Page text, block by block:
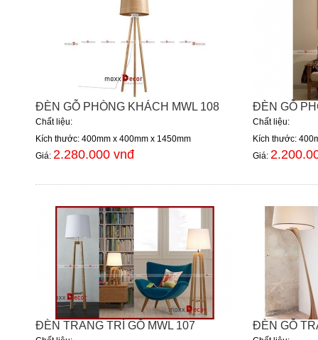
ĐÈN GỖ PHÒNG KHÁCH MWL 108
Chất liệu:
Kích thước: 400mm x 400mm x 1450mm
Giá: 2.280.000 vnđ
ĐÈN GỖ
Chất liệu:
Kích thước:
Giá:
ĐÈN TRANG TRÍ GỖ MWL 107 ĐÈN GỖ